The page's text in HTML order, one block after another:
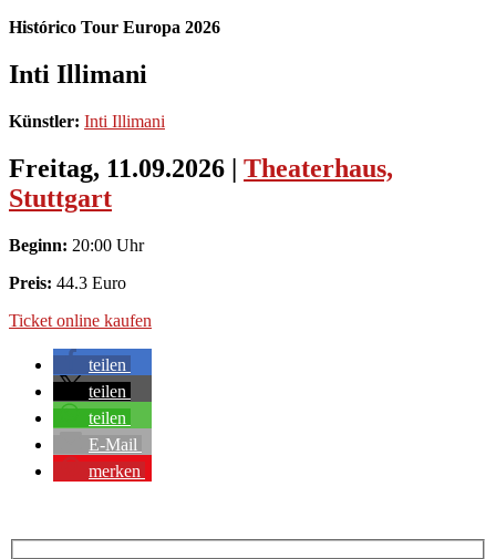
Histórico Tour Europa 2026
Inti Illimani
Künstler: Inti Illimani
Freitag, 11.09.2026 | Theaterhaus,
Stuttgart
Beginn: 20:00 Uhr
Preis: 44.3 Euro
Ticket online kaufen
teilen
teilen
teilen
E-Mail
merken